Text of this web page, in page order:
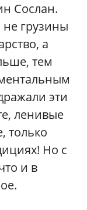
Сослан.
не грузины
а
тем
эти
ленивые
только
Но с
и в